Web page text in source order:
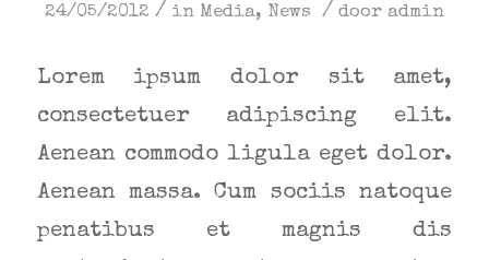
24/05/2012 / in Media, News / door admin
Lorem ipsum dolor sit amet,
consectetuer adipiscing elit.
Aenean commodo ligula eget dolor.
Aenean massa. Cum sociis natoque
penatibus et magnis dis